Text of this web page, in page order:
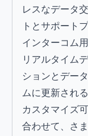
レスなデータ
トとサポート
インターコム
リアルタイム
ションとデー
ムに更新され
カスタマイズ
合わせて、さ